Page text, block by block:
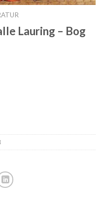
Lauring – Bog